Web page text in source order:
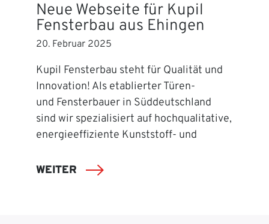
Neue Webseite für Kupil
Fensterbau aus Ehingen
20. Februar 2025
Kupil Fensterbau steht für Qualität und
Innovation! Als etablierter Türen-
und Fensterbauer in Süddeutschland
sind wir spezialisiert auf hochqualitative,
energieeffiziente Kunststoff- und
WEITER